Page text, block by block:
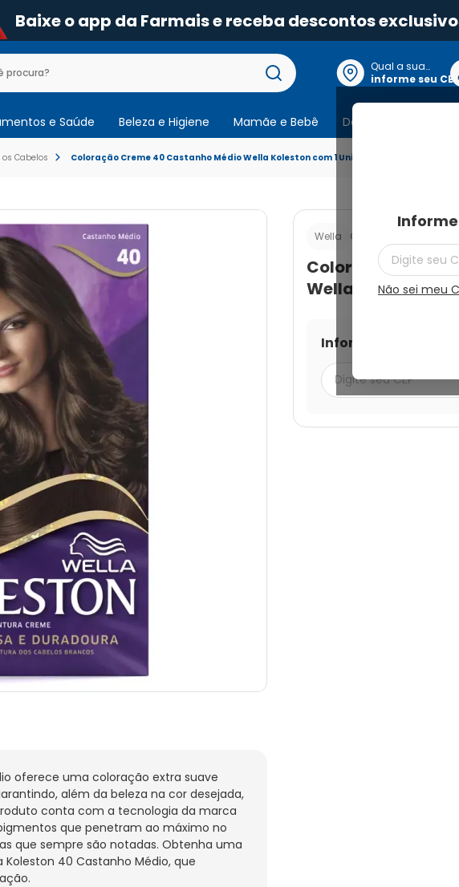
Baixe o app da Farmais e receba descontos
Qual a sua
localização?
informe seu CEP
Não sei meu
e Saúde Beleza e Higiene Mamãe e Bebê Dermocosmeticos
os Cabelos Coloração Creme 40 Castanho Médio Wella Koleston com 1 Unidade
oferece uma coloração extra suave
além da beleza na cor desejada,
conta com a tecnologia da marca
que penetram ao máximo no
que sempre são notadas. Obtenha uma
40 Castanho Médio, que
Wella Cod.:
Coloração
Wella Koleston
Informe seu CEP